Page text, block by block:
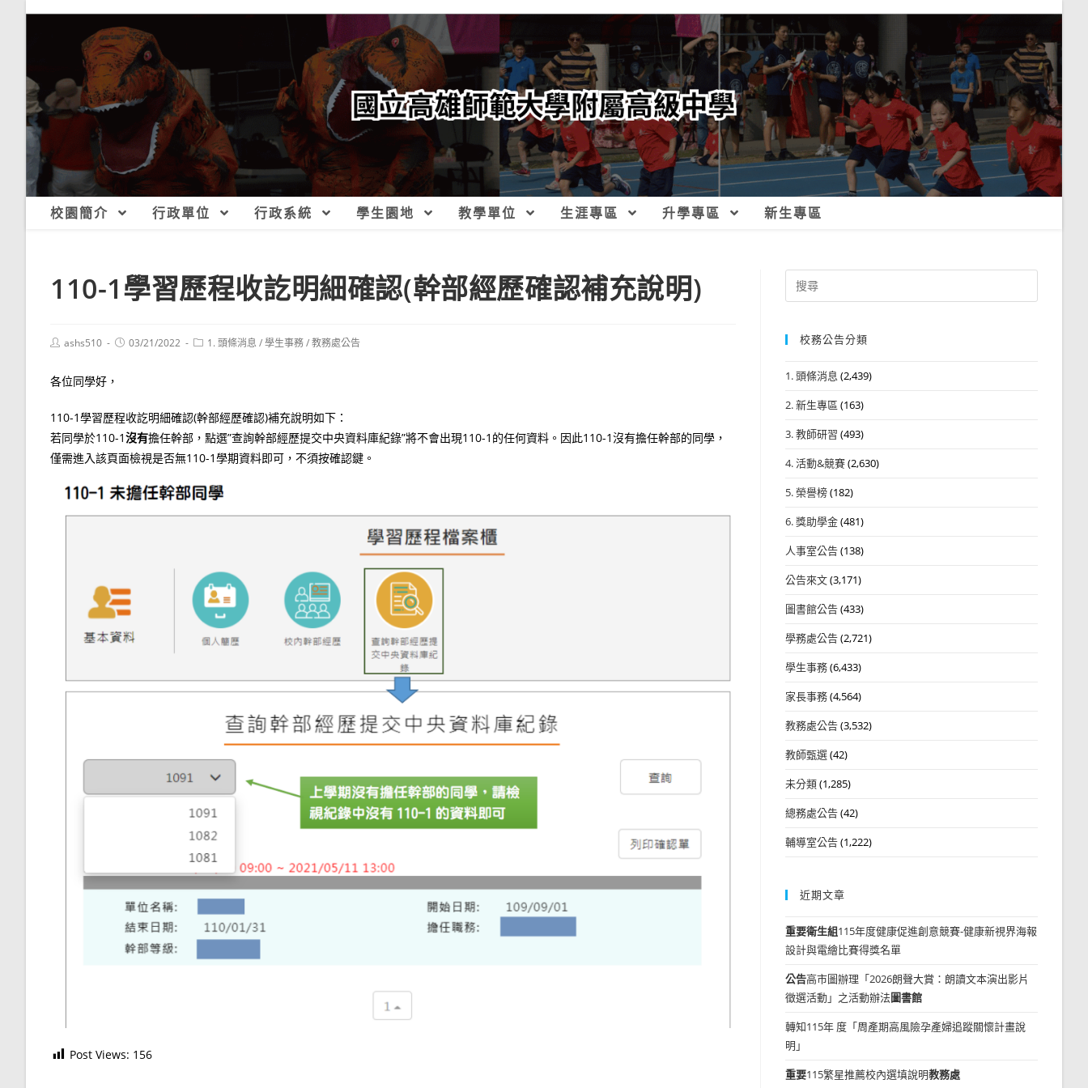
校園簡介 行政單位 行政系統 學生園地 教學單位 生涯專區 升學專區 新生專區
110-1學習歷程收訖明細確認(幹部經歷確認補充說明)
Postashs510
Post03/21/2022
Post1. 頭條消息 /學生事務/教務處公告
各位同學好，
110-1學習歷程收訖明細確認(幹部經歷確認)補充說明如下：
若同學於110-1沒有擔任幹部，點選”查詢幹部經歷提交中央資料庫紀錄”將不會出現110-1的任何資料。因此110-1沒有擔任幹部的同學，
僅需進入該頁面檢視是否無110-1學期資料即可，不須按確認鍵。
Post Views: 156
Search
for:
校務公告分類
1. 頭條消息 (2,439)
2. 新生專區 (163)
3. 教師研習 (493)
4. 活動&競賽(2,630)
5. 榮譽榜(182)
6. 獎助學金(481)
人事室公告(138)
公告來文(3,171)
圖書館公告(433)
學務處公告(2,721)
學生事務(6,433)
家長事務(4,564)
教務處公告(3,532)
教師甄選(42)
未分類(1,285)
總務處公告(42)
輔導室公告(1,222)
近期文章
重要衛生組115年度健康促進創意競賽-健康新視界海報
設計與電繪比賽得獎名單
公告高市圖辦理「2026朗聲大賞：朗讀文本演出影片
徵選活動」之活動辦法圖書館
轉知115年 度「周產期高風險孕產婦追蹤關懷計畫說
明」
重要115繁星推薦校內選填說明教務處